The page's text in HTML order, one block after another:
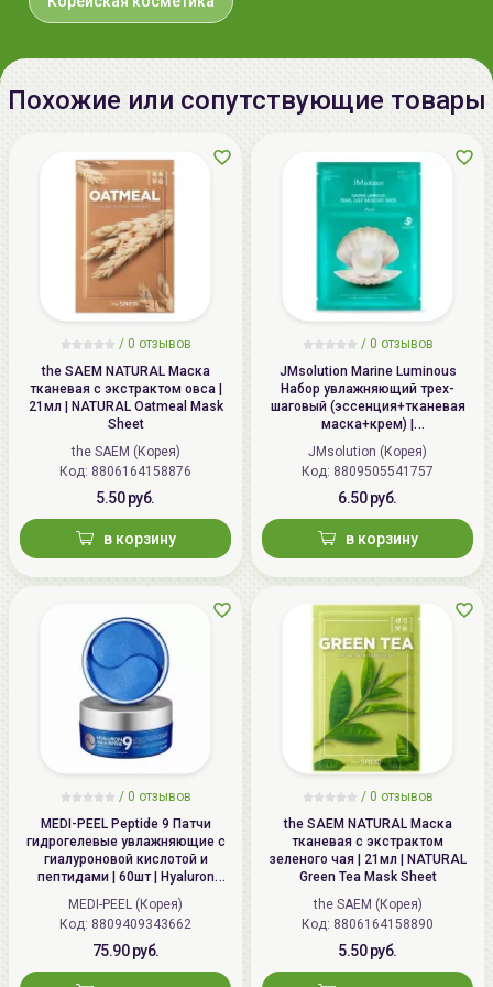
Похожие или сопутствующие товары
/ 0 отзывов
the SAEM NATURAL Маска
тканевая с экстрактом овса |
21мл | NATURAL Oatmeal Mask
Sheet
the SAEM (Корея)
Код: 8806164158876
5.50 руб.
в корзину
/ 0 отзывов
JMsolution Marine Luminous
Набор увлажняющий трех-
шаговый (эссенция+тканевая
маска+крем) |
1.5мл+27мл+1.5мл | Marine
Luminous Pearl Deep Moisture
Mask
JMsolution (Корея)
Код: 8809505541757
6.50 руб.
в корзину
/ 0 отзывов
MEDI-PEEL Peptide 9 Патчи
гидрогелевые увлажняющие с
гиалуроновой кислотой и
пептидами | 60шт | Hyaluron
Aqua Peptide 9 Ampoule Eye
Patch
MEDI-PEEL (Корея)
Код: 8809409343662
75.90 руб.
/ 0 отзывов
the SAEM NATURAL Маска
тканевая с экстрактом
зеленого чая | 21мл | NATURAL
Green Tea Mask Sheet
the SAEM (Корея)
Код: 8806164158890
5.50 руб.